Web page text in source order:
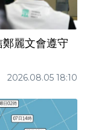
麗文會遵守
2026.08.05 18:10